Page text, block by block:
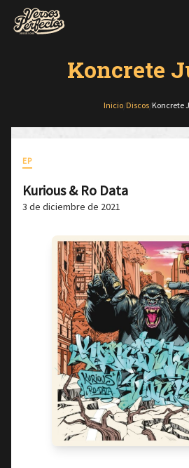
Koncrete
Inicio Discos Koncrete
EP
Kurious & Ro Data
3 de diciembre de 2021